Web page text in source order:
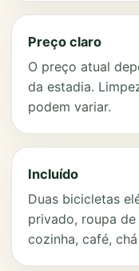
Preço claro
O preço atual
da estadia.
podem variar.
Incluído
Duas bicicletas
privado, roupa
cozinha, café,